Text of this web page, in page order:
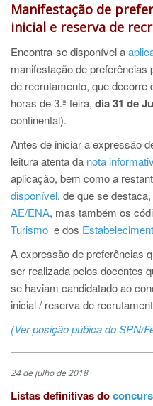
Manifestação de
inicial e reserva de
Encontra-se disponível a
manifestação de
de recrutamento, que decorre
horas de 3.ª feira, dia 31 de
continental).
Antes de iniciar a expressão
leitura atenta da nota
aplicação, bem como a
disponível, de que se
AE/ENA, mas também os
Turismo e dos
A expressão de preferências
ser realizada pelos docentes
se haviam candidatado ao
inicial / reserva de
(Ver posição púbica do SPN/
24 de julho de 2018
Listas definitivas do